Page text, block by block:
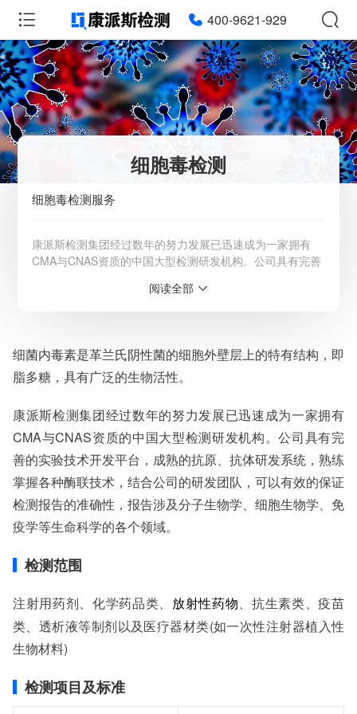
400-9621-929
细胞毒检测
细胞毒检测服务
康派斯检测集团经过数年的努力发展已迅速成为一家拥有
CMA与CNAS资质的中国大型检测研发机构。公司具有完善
握各种酶联技术，结合公司的研发团队，可以有效的保证检
929
服务范围：全国
相关资质：可提供CMA、CNAS检测报告
服务模式：快递寄样、现场取样、人工送样
服务对象：企事业单位、高等院校、科研院所
服务方向：采购销售、竞标投标、生产研发、科研数据、诊
断优化、司法服务
检测标准：国家标准、行业标准、企业标准、地方标准、国
外标准、非标定制
阅读全部
细菌内毒素是革兰氏阴性菌的细胞外壁层上的特有结构，即
脂多糖，具有广泛的生物活性。
康派斯检测集团经过数年的努力发展已迅速成为一家拥有
CMA与CNAS资质的中国大型检测研发机构。公司具有完
善的实验技术开发平台，成熟的抗原、抗体研发系统，熟练
掌握各种酶联技术，结合公司的研发团队，可以有效的保证
检测报告的准确性，报告涉及分子生物学、细胞生物学、免
疫学等生命科学的各个领域。
检测范围
注射用药剂、化学药品类、 放射性药物、抗生素类、疫苗
类、透析液等制剂以及医疗器材类(如一次性注射器植入性
生物材料)
检测项目及标准